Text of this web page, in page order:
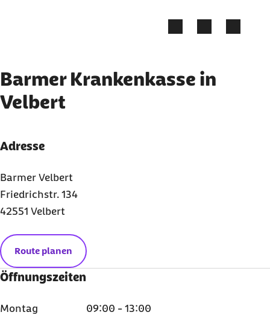
Barmer Krankenkasse in
Velbert
Adresse
Barmer Velbert
Friedrichstr. 134
42551 Velbert
Route planen
Öffnungszeiten
Montag
09:00 - 13:00